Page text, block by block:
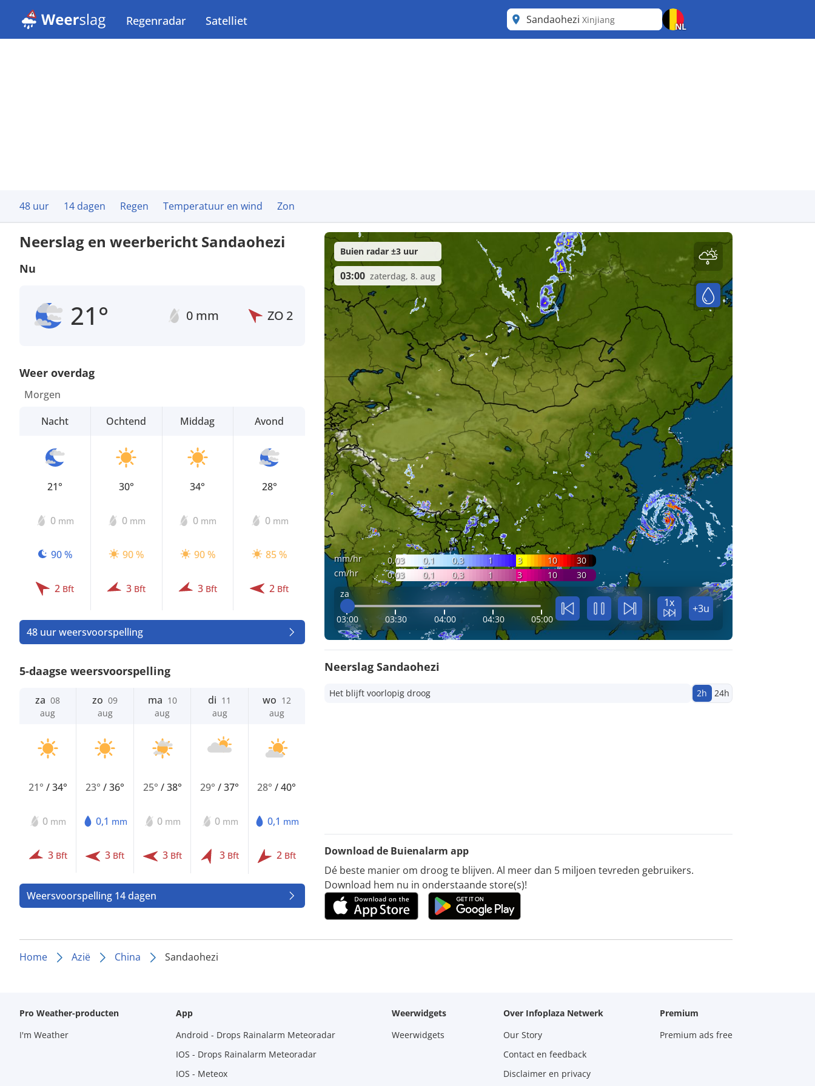
Regenradar Satelliet Sandaohezi Xinjiang
NL
48 uur 14 dagen Regen Temperatuur en wind Zon
Neerslag en weerbericht Sandaohezi
Nu
21° 0 mm ZO 2
Weer overdag
Morgen
Nacht
21°
0 mm
90 %
2 Bft
Ochtend
30°
0 mm
90 %
3 Bft
Middag
34°
0 mm
90 %
3 Bft
Avond
28°
0 mm
85 %
2 Bft
48 uur weersvoorspelling
5-daagse weersvoorspelling
za 08
aug
21° /34°
0 mm
3 Bft
zo 09
aug
23°/36°
0,1 mm
3 Bft
ma 10
aug
25° /38°
0 mm
3 Bft
di 11
aug
29°/37°
0 mm
3 Bft
wo 12
aug
28°/40°
0,1 mm
2 Bft
Weersvoorspelling 14 dagen
mm/hr 0,03 0,1 0,3 1 3 10
30
cm/hr
0,03 0,1 0,3 1 3 10
30
za
03:00 03:30 04:00 04:30 05:00
1x +3u
Buien radar ±3 uur
03:00 zaterdag, 8. aug
Neerslag Sandaohezi
Het blijft voorlopig droog 2h 24h
Download de Buienalarm app
Dé beste manier om droog te blijven. Al meer dan 5 miljoen tevreden gebruikers.
Download hem nu in onderstaande store(s)!
Home Azië China Sandaohezi
Pro Weather-producten
I'm Weather
App
Android - Drops Rainalarm Meteoradar
IOS - Drops Rainalarm Meteoradar
IOS - Meteox
Weerwidgets
Weerwidgets
Over Infoplaza Netwerk
Our Story
Contact en feedback
Disclaimer en privacy
Premium
Premium ads free